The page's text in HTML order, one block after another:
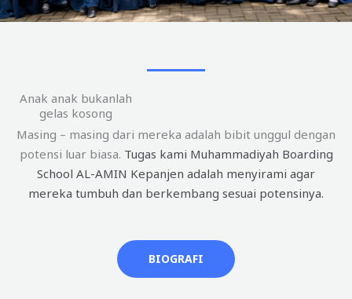
Anak anak bukanlah
gelas kosong
Masing – masing dari mereka adalah bibit unggul dengan
potensi luar biasa. Tugas kami Muhammadiyah Boarding
School AL-AMIN Kepanjen adalah menyirami agar
mereka tumbuh dan berkembang sesuai potensinya.
BIOGRAFI